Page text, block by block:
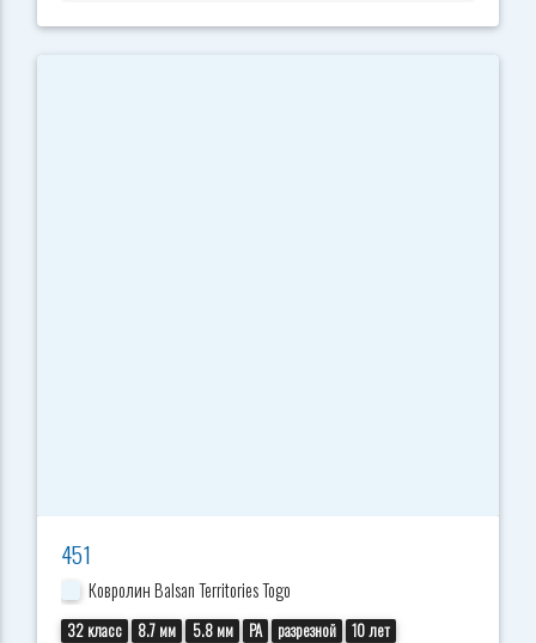
451
Ковролин Balsan Territories Togo
32 класс 8.7 мм 5.8 мм PA разрезной 10 лет